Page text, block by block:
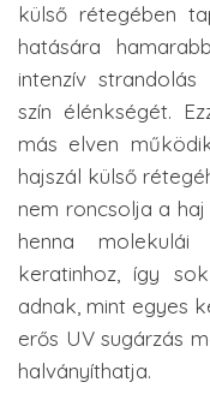
külső rétegében
hatására
intenzív
szín élénkségét.
más elven
hajszál külső
nem roncsolja a
henna
keratinhoz, így
adnak, mint egyes
erős UV sugárzás
halványíthatja.